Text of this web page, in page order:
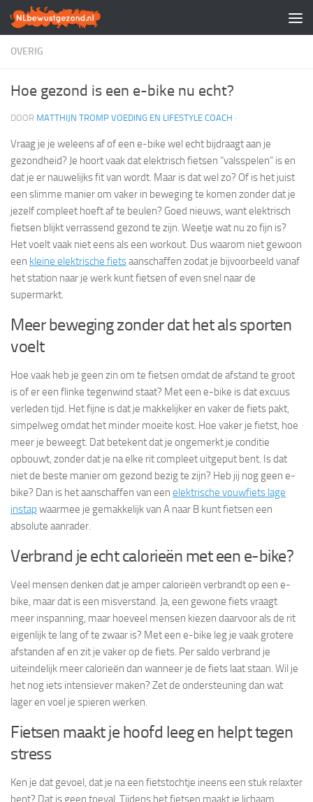
Doorgaan naar inhoud
OVERIG
Hoe gezond is een e-bike nu echt?
DOOR MATTHIJN TROMP VOEDING EN LIFESTYLE COACH ·
Vraag je je weleens af of een e-bike wel echt bijdraagt aan je
gezondheid? Je hoort vaak dat elektrisch fietsen “valsspelen” is en
dat je er nauwelijks fit van wordt. Maar is dat wel zo? Of is het juist
een slimme manier om vaker in beweging te komen zonder dat je
jezelf compleet hoeft af te beulen? Goed nieuws, want elektrisch
fietsen blijkt verrassend gezond te zijn. Weetje wat nu zo fijn is?
Het voelt vaak niet eens als een workout. Dus waarom niet gewoon
een kleine elektrische fietsaanschaffen zodat je bijvoorbeeld vanaf
het station naar je werk kunt fietsen of even snel naar de
supermarkt.
Meer beweging zonder dat het als sporten
voelt
Hoe vaak heb je geen zin om te fietsen omdat de afstand te groot
is of er een flinke tegenwind staat? Met een e-bike is dat excuus
verleden tijd. Het fijne is dat je makkelijker en vaker de fiets pakt,
simpelweg omdat het minder moeite kost. Hoe vaker je fietst, hoe
meer je beweegt. Dat betekent dat je ongemerkt je conditie
opbouwt, zonder dat je na elke rit compleet uitgeput bent. Is dat
niet de beste manier om gezond bezig te zijn? Heb jij nog geen e-
bike? Dan is het aanschaffen van een elektrische vouwfiets lage
instap waarmee je gemakkelijk van A naar B kunt fietsen een
absolute aanrader.
Verbrand je echt calorieën met een e-bike?
Veel mensen denken dat je amper calorieën verbrandt op een e-
bike, maar dat is een misverstand. Ja, een gewone fiets vraagt
meer inspanning, maar hoeveel mensen kiezen daarvoor als de rit
eigenlijk te lang of te zwaar is? Met een e-bike leg je vaak grotere
afstanden af en zit je vaker op de fiets. Per saldo verbrand je
uiteindelijk meer calorieën dan wanneer je de fiets laat staan. Wil je
het nog iets intensiever maken? Zet de ondersteuning dan wat
lager en voel je spieren werken.
Fietsen maakt je hoofd leeg en helpt tegen
stress
Ken je dat gevoel, dat je na een fietstochtje ineens een stuk relaxter
bent? Dat is geen toeval. Tijdens het fietsen maakt je lichaam